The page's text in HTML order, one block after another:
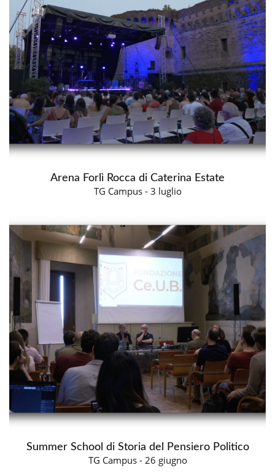
Arena Forlì Rocca di Caterina Estate
TG Campus - 3 luglio
Summer School di Storia del Pensiero Politico
TG Campus - 26 giugno